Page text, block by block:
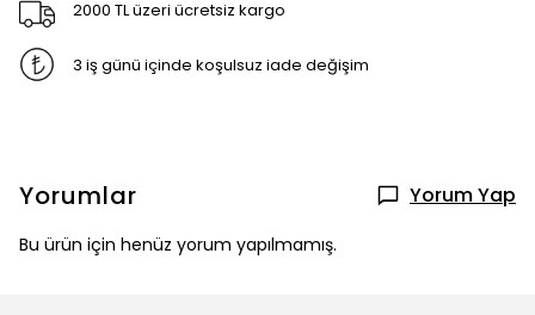
2000 TL üzeri ücretsiz kargo
3 iş günü içinde koşulsuz iade değişim
Yorumlar Yorum Yap
Bu ürün için henüz yorum yapılmamış.